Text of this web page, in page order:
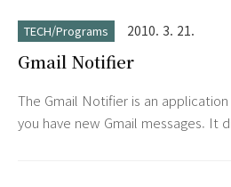
paper notes. Your notes can be
applications, or emailed to
notes translucent and have them
TECH/Programs 2010. 3. 21.
Gmail Notifier
The Gmail Notifier is an
you have new Gmail messages. It